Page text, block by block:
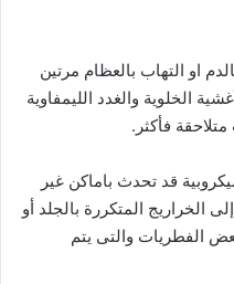
او التهاب بالعظام مرتين
الخلوية والغدد الليمفاوية
فأكثر.
قد تحدث باماكن غير
الخراريج المتكررة بالجلد أو
الفطريات والتى يتم